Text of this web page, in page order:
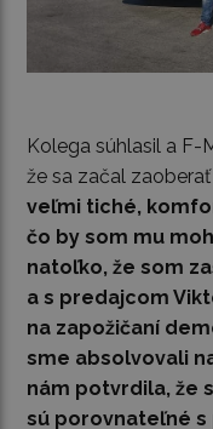
Kolega súhlasil a F-
že sa začal
veľmi tiché,
čo by som mu
natoľko, že som
a s predajcom
na zapožičaní
sme absolvovali
nám potvrdila, že
sú porovnateľné s